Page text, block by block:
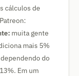
cálculos de
muita gente
mais 5%
do
Em um